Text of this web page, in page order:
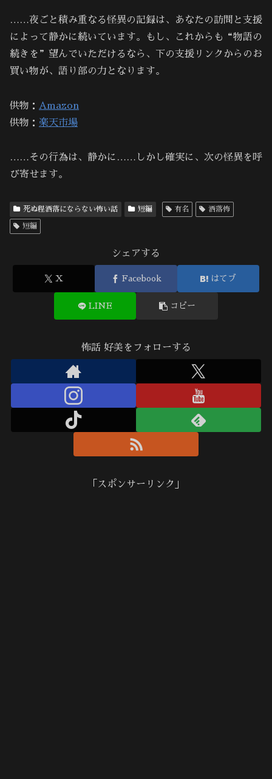
……夜ごと積み重なる怪異の記録は、あなたの訪問と支援
によって静かに続いています。もし、これからも“物語の
続きを”望んでいただけるなら、下の支援リンクからのお
買い物が、語り部の力となります。
供物： Amazon
供物： 楽天市場
……その行為は、静かに……しかし確実に、次の怪異を呼
び寄せます。
死ぬ程洒落にならない怖い話 短編 有名 洒落怖
短編
シェアする
X Facebook はてブ
LINE コピー
怖話 好美をフォローする
「スポンサーリンク」